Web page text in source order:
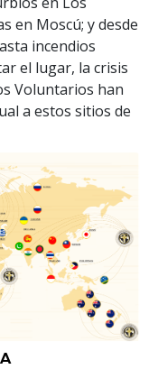
en Moscú; y desde
incendios
el lugar, la crisis
Voluntarios han
a estos sitios de